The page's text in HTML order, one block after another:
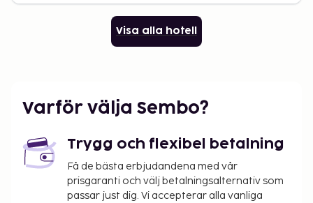
Visa alla hotell
Varför välja Sembo?
Trygg och flexibel betalning
Få de bästa erbjudandena med vår
prisgaranti och välj betalningsalternativ som
passar just dig. Vi accepterar alla vanliga